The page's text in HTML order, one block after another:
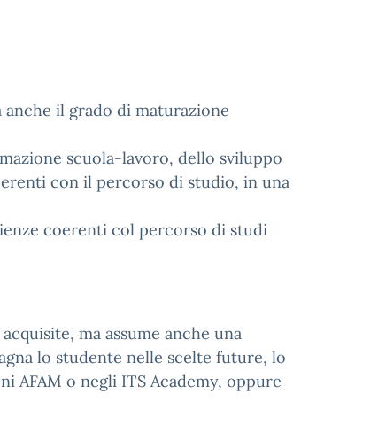
il grado di maturazione
scuola-lavoro, dello sviluppo
con il percorso di studio, in una
coerenti col percorso di studi
ma assume anche una
lo studente nelle scelte future, lo
AFAM o negli ITS Academy, oppure